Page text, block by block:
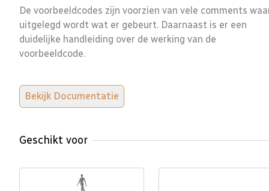
De voorbeeldcodes zijn voorzien van vele comments
uitgelegd wordt wat er gebeurt. Daarnaast is er een
duidelijke handleiding over de werking van de
voorbeeldcode.
Bekijk Documentatie
Geschikt voor